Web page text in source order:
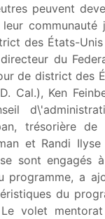
peuvent
communauté
des États-Unis
du
de district des
Cal.), Ken
trésorière de
et Randi
sont engagés
programme, a
du
volet